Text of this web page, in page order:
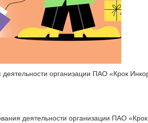
организации ПАО «Крок
деятельности организации ПАО